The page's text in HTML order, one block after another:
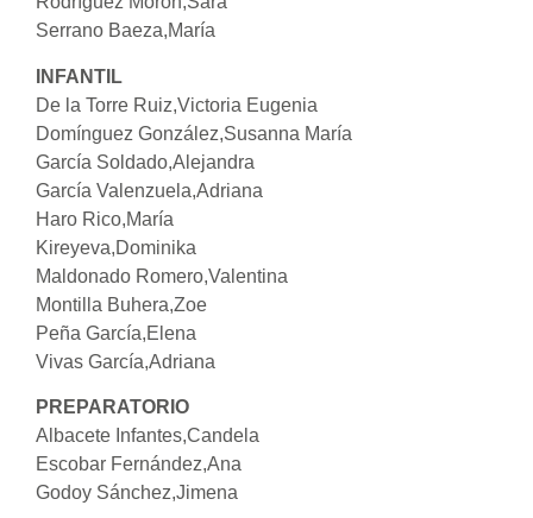
Serrano Baeza,María
INFANTIL
De la Torre Ruiz,Victoria Eugenia
Domínguez González,Susanna María
García Soldado,Alejandra
García Valenzuela,Adriana
Haro Rico,María
Kireyeva,Dominika
Maldonado Romero,Valentina
Montilla Buhera,Zoe
Peña García,Elena
Vivas García,Adriana
PREPARATORIO
Albacete Infantes,Candela
Escobar Fernández,Ana
Godoy Sánchez,Jimena